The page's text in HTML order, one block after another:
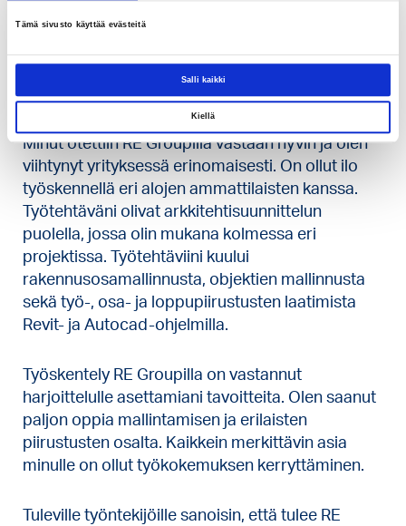
Tämä sivusto käyttää evästeitä
Salli kaikki
Kiellä
toimipisteessä Helsingissä. Innostuin
Pian haastattelun jälkeen sainkin kuulla, että
minut otettaisiin mielellään työharjoitteluun!
Minut otettiin RE Groupilla vastaan hyvin ja olen
viihtynyt yrityksessä erinomaisesti. On ollut ilo
työskennellä eri alojen ammattilaisten kanssa.
Työtehtäväni olivat arkkitehtisuunnittelun
puolella, jossa olin mukana kolmessa eri
projektissa. Työtehtäviini kuului
rakennusosamallinnusta, objektien mallinnusta
sekä työ-, osa- ja loppupiirustusten laatimista
Revit- ja Autocad-ohjelmilla.
Työskentely RE Groupilla on vastannut
harjoittelulle asettamiani tavoitteita. Olen saanut
paljon oppia mallintamisen ja erilaisten
piirustusten osalta. Kaikkein merkittävin asia
minulle on ollut työkokemuksen kerryttäminen.
Tuleville työntekijöille sanoisin, että tulee RE